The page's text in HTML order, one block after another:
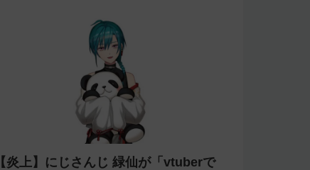
【炎上】にじさんじ 緑仙が「vtuberで